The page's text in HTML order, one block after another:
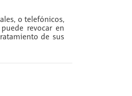
o telefónicos,
revocar en
de sus